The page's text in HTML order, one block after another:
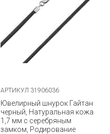
АРТИКУЛ 31906036
Ювелирный шнурок Гайтан
черный, Натуральная кожа
1,7 мм с серебряным
замком, Родирование